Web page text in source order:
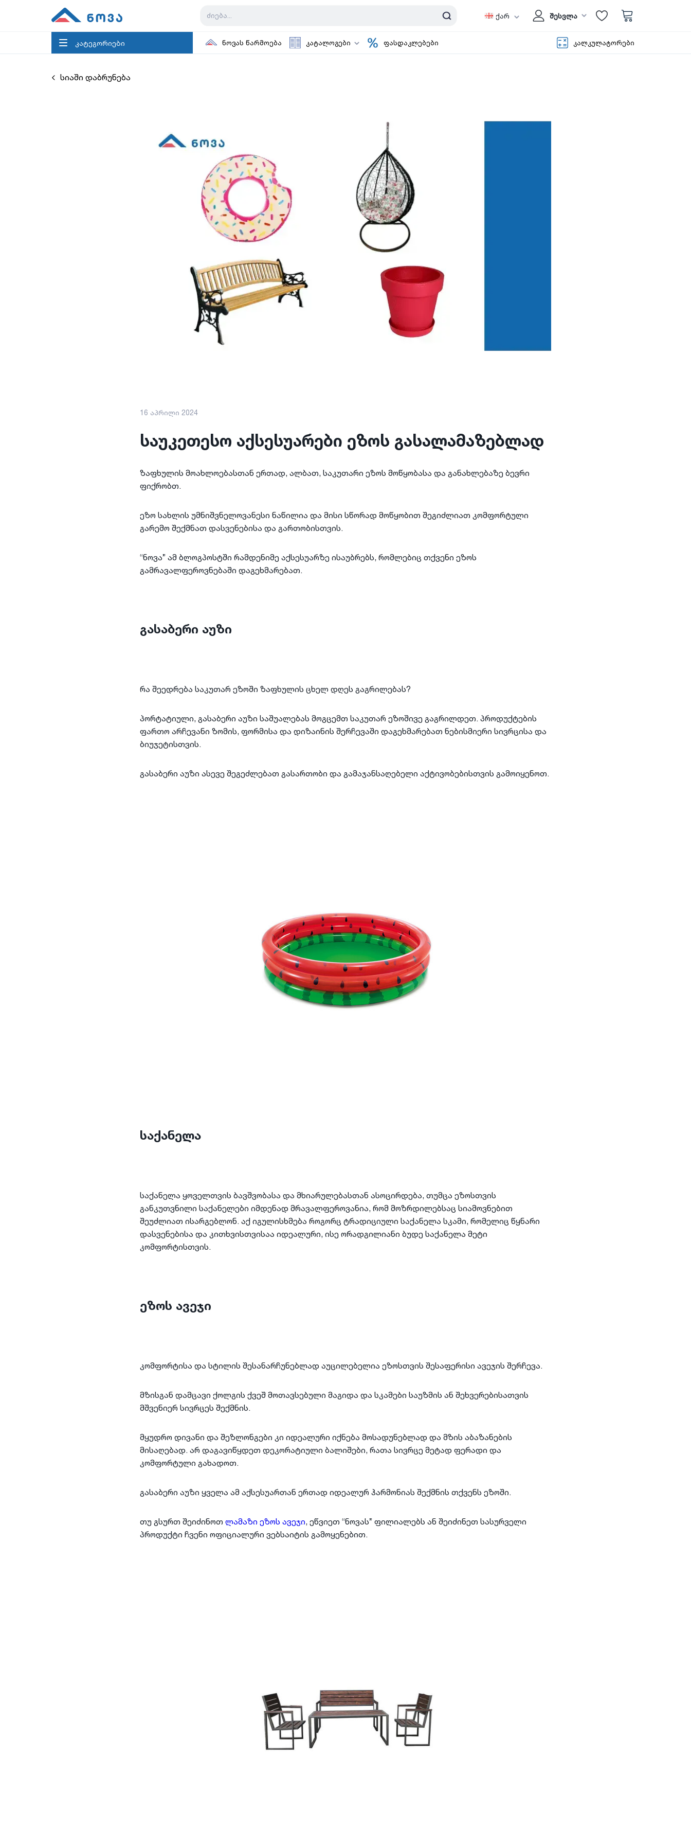
ქარ შესვლა
კატეგორიები ნოვას წარმოება კატალოგები ფასდაკლებები კალკულატორები
სიაში დაბრუნება
16 აპრილი 2024
საუკეთესო აქსესუარები ეზოს გასალამაზებლად
ზაფხულის მოახლოებასთან ერთად, ალბათ, საკუთარი ეზოს მოწყობასა და განახლებაზე ბევრი
ფიქრობთ.
ეზო სახლის უმნიშვნელოვანესი ნაწილია და მისი სწორად მოწყობით შეგიძლიათ კომფორტული
გარემო შექმნათ დასვენებისა და გართობისთვის.
“ნოვა” ამ ბლოგპოსტში რამდენიმე აქსესუარზე ისაუბრებს, რომლებიც თქვენი ეზოს
გამრავალფეროვნებაში დაგეხმარებათ.
გასაბერი აუზი
რა შეედრება საკუთარ ეზოში ზაფხულის ცხელ დღეს გაგრილებას?
პორტატიული, გასაბერი აუზი საშუალებას მოგცემთ საკუთარ ეზოშივე გაგრილდეთ. პროდუქტების
ფართო არჩევანი ზომის, ფორმისა და დიზაინის შერჩევაში დაგეხმარებათ ნებისმიერი სივრცისა და
ბიუჯეტისთვის.
გასაბერი აუზი ასევე შეგეძლებათ გასართობი და გამაჯანსაღებელი აქტივობებისთვის გამოიყენოთ.
საქანელა
საქანელა ყოველთვის ბავშვობასა და მხიარულებასთან ასოცირდება, თუმცა ეზოსთვის
განკუთვნილი საქანელები იმდენად მრავალფეროვანია, რომ მოზრდილებსაც სიამოვნებით
შეუძლიათ ისარგებლონ. აქ იგულისხმება როგორც ტრადიციული საქანელა სკამი, რომელიც წყნარი
დასვენებისა და კითხვისთვისაა იდეალური, ისე ორადგილიანი ბუდე საქანელა მეტი
კომფორტისთვის.
ეზოს ავეჯი
კომფორტისა და სტილის შესანარჩუნებლად აუცილებელია ეზოსთვის შესაფერისი ავეჯის შერჩევა.
მზისგან დამცავი ქოლგის ქვეშ მოთავსებული მაგიდა და სკამები საუზმის ან შეხვერებისათვის
მშვენიერ სივრცეს შექმნის.
მყუდრო დივანი და შეზლონგები კი იდეალური იქნება მოსადუნებლად და მზის აბაზანების
მისაღებად. არ დაგავიწყდეთ დეკორატიული ბალიშები, რათა სივრცე მეტად ფერადი და
კომფორტული გახადოთ.
გასაბერი აუზი ყველა ამ აქსესუართან ერთად იდეალურ ჰარმონიას შექმნის თქვენს ეზოში.
თუ გსურთ შეიძინოთ ლამაზი ეზოს ავეჯი, ეწვიეთ “ნოვას” ფილიალებს ან შეიძინეთ სასურველი
პროდუქტი ჩვენი ოფიციალური ვებსაიტის გამოყენებით.